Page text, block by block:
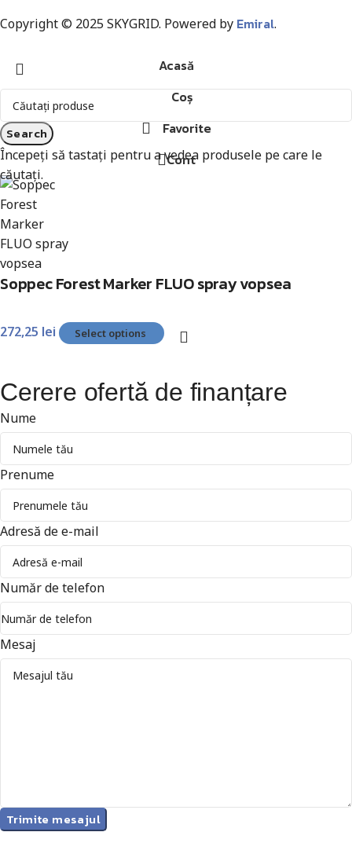
Copyright © 2025 SKYGRID. Powered by Emiral.
Search
Începeți să tastați pentru a vedea produsele pe care le
căutați.
Acasă
Coș
Favorite
Cont
Soppec Forest Marker FLUO spray vopsea
272,25 lei Select options
Cerere ofertă de finanțare
Nume
Prenume
Adresă de e-mail
Număr de telefon
Mesaj
Trimite mesajul